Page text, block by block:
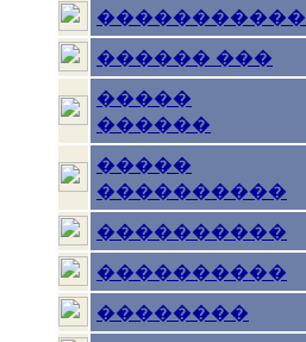
�����������
������ ���
�����
������
�����
����������
����������
����������
��������